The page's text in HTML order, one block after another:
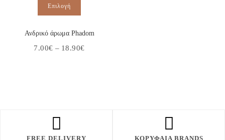
Επιλογή
Ανδρικό άρωμα Phadom
7.00€ – 18.90€
FREE DELIVERY ΚΟΡΥΦΑΙΑ BRANDS